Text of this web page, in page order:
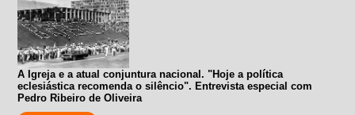
A Igreja e a atual conjuntura nacional. "Hoje a política
eclesiástica recomenda o silêncio". Entrevista especial com
Pedro Ribeiro de Oliveira